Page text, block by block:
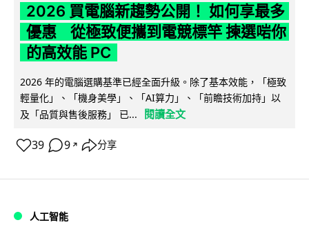
2026 買電腦新趨勢公開！ 如何享最多
優惠 從極致便攜到電競標竿 揀選啱你
的高效能 PC
2026 年的電腦選購基準已經全面升級。除了基本效能，「極致
輕量化」、「機身美學」、「AI算力」、「前瞻技術加持」以
及「品質與售後服務」 已...
閱讀全文
39 9 ↗ 分享
人工智能